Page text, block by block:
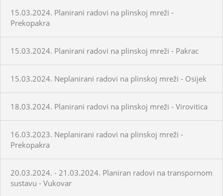
15.03.2024. Planirani radovi na plinskoj mreži -
Prekopakra
15.03.2024. Planirani radovi na plinskoj mreži - Pakrac
15.03.2024. Neplanirani radovi na plinskoj mreži - Osijek
18.03.2024. Planirani radovi na plinskoj mreži - Virovitica
16.03.2023. Neplanirani radovi na plinskoj mreži -
Prekopakra
20.03.2024. - 21.03.2024. Planiran radovi na transpornom
sustavu - Vukovar